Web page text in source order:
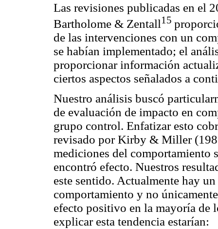
Las revisiones publicadas en el
Bartholome & Zentall15
de las intervenciones con un
se habían implementado; el
proporcionar información
ciertos aspectos señalados a
Nuestro análisis buscó
de evaluación de impacto en
grupo control. Enfatizar esto
revisado por Kirby & Miller
mediciones del comportamiento
encontró efecto. Nuestros
este sentido. Actualmente hay
comportamiento y no
efecto positivo en la mayoría de
explicar esta tendencia estarían: